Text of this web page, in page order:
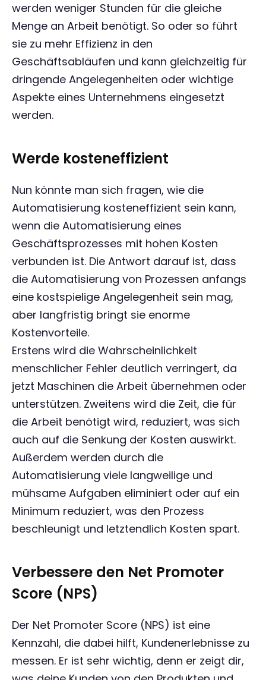
werden weniger Stunden für die gleiche
Menge an Arbeit benötigt. So oder so führt
sie zu mehr Effizienz in den
Geschäftsabläufen und kann gleichzeitig für
dringende Angelegenheiten oder wichtige
Aspekte eines Unternehmens eingesetzt
werden.
Werde kosteneffizient
Nun könnte man sich fragen, wie die
Automatisierung kosteneffizient sein kann,
wenn die Automatisierung eines
Geschäftsprozesses mit hohen Kosten
verbunden ist. Die Antwort darauf ist, dass
die Automatisierung von Prozessen anfangs
eine kostspielige Angelegenheit sein mag,
aber langfristig bringt sie enorme
Kostenvorteile.
Erstens wird die Wahrscheinlichkeit
menschlicher Fehler deutlich verringert, da
jetzt Maschinen die Arbeit übernehmen oder
unterstützen. Zweitens wird die Zeit, die für
die Arbeit benötigt wird, reduziert, was sich
auch auf die Senkung der Kosten auswirkt.
Außerdem werden durch die
Automatisierung viele langweilige und
mühsame Aufgaben eliminiert oder auf ein
Minimum reduziert, was den Prozess
beschleunigt und letztendlich Kosten spart.
Verbessere den Net Promoter
Score (NPS)
Der Net Promoter Score (NPS) ist eine
Kennzahl, die dabei hilft, Kundenerlebnisse zu
messen. Er ist sehr wichtig, denn er zeigt dir,